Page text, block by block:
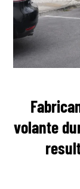
volante